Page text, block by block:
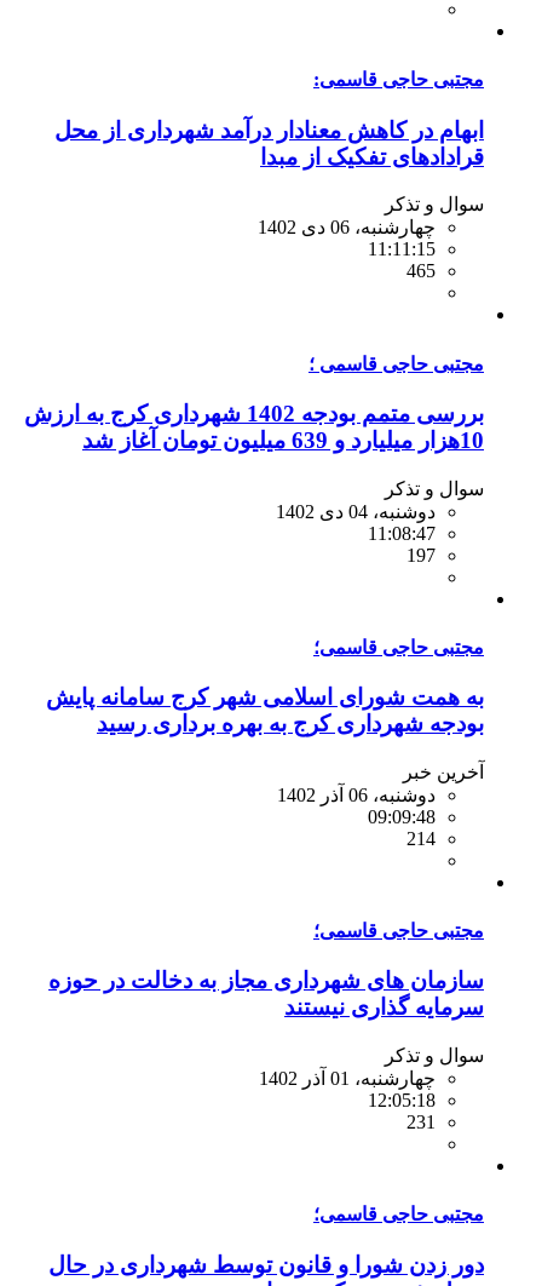
مجتبی حاجی قاسمی:
ابهام در کاهش معنادار درآمد شهرداری از محل
قرادادهای تفکیک از مبدا
سوال و تذکر
چهارشنبه، 06 دی 1402
11:11:15
465
مجتبی حاجی قاسمی ؛
بررسی متمم بودجه 1402 شهرداری کرج به ارزش
10هزار میلیارد و 639 میلیون تومان آغاز شد
سوال و تذکر
دوشنبه، 04 دی 1402
11:08:47
197
مجتبی حاجی قاسمی؛
به همت شورای اسلامی شهر کرج سامانه پایش
بودجه شهرداری کرج به بهره برداری رسید
آخرین خبر
دوشنبه، 06 آذر 1402
09:09:48
214
مجتبی حاجی قاسمی؛
سازمان های شهرداری مجاز به دخالت در حوزه
سرمایه گذاری نیستند
سوال و تذکر
چهارشنبه، 01 آذر 1402
12:05:18
231
مجتبی حاجی قاسمی؛
دور زدن شورا و قانون توسط شهرداری در حال